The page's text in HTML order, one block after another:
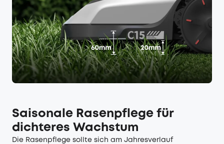
Saisonale Rasenpflege für
dichteres Wachstum
Die Rasenpflege sollte sich am Jahresverlauf